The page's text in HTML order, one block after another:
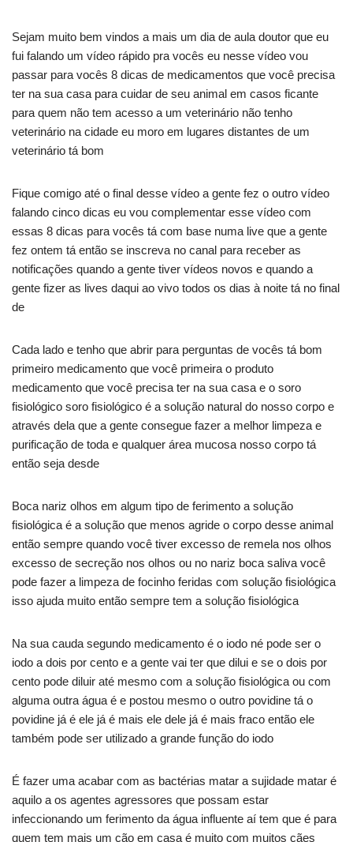
Sejam muito bem vindos a mais um dia de aula doutor que eu
fui falando um vídeo rápido pra vocês eu nesse vídeo vou
passar para vocês 8 dicas de medicamentos que você precisa
ter na sua casa para cuidar de seu animal em casos ficante
para quem não tem acesso a um veterinário não tenho
veterinário na cidade eu moro em lugares distantes de um
veterinário tá bom
Fique comigo até o final desse vídeo a gente fez o outro vídeo
falando cinco dicas eu vou complementar esse vídeo com
essas 8 dicas para vocês tá com base numa live que a gente
fez ontem tá então se inscreva no canal para receber as
notificações quando a gente tiver vídeos novos e quando a
gente fizer as lives daqui ao vivo todos os dias à noite tá no final
de
Cada lado e tenho que abrir para perguntas de vocês tá bom
primeiro medicamento que você primeira o produto
medicamento que você precisa ter na sua casa e o soro
fisiológico soro fisiológico é a solução natural do nosso corpo e
através dela que a gente consegue fazer a melhor limpeza e
purificação de toda e qualquer área mucosa nosso corpo tá
então seja desde
Boca nariz olhos em algum tipo de ferimento a solução
fisiológica é a solução que menos agride o corpo desse animal
então sempre quando você tiver excesso de remela nos olhos
excesso de secreção nos olhos ou no nariz boca saliva você
pode fazer a limpeza de focinho feridas com solução fisiológica
isso ajuda muito então sempre tem a solução fisiológica
Na sua cauda segundo medicamento é o iodo né pode ser o
iodo a dois por cento e a gente vai ter que dilui e se o dois por
cento pode diluir até mesmo com a solução fisiológica ou com
alguma outra água é e postou mesmo o outro povidine tá o
povidine já é ele já é mais ele dele já é mais fraco então ele
também pode ser utilizado a grande função do iodo
É fazer uma acabar com as bactérias matar a sujidade matar é
aquilo a os agentes agressores que possam estar
infeccionando um ferimento da água influente aí tem que é para
quem tem mais um cão em casa é muito com muitos cães